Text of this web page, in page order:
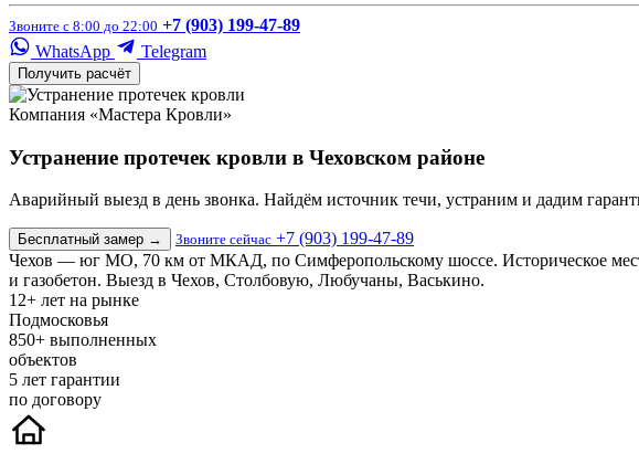
Звоните с 8:00 до 22:00 +7 (903) 199-47-89
WhatsApp
Telegram
Получить расчёт
Компания «Мастера Кровли»
Устранение протечек кровли в Чеховском районе
Аварийный выезд в день звонка. Найдём источник течи, устраним и дадим
Бесплатный замер → Звоните сейчас +7 (903) 199-47-89
Чехов — юг МО, 70 км от МКАД, по Симферопольскому шоссе. Историческое
и газобетон. Выезд в Чехов, Столбовую, Любучаны, Васькино.
12+ лет на рынке
Подмосковья
850+ выполненных
объектов
5 лет гарантии
по договору